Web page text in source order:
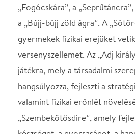
„Szembekötősdire”, amely fejleszti
készséget, a gyorsaságot, a
és a dallamvilággal való ismerkedést
koreográfusi koncepció alapja, hogy
erőteljesen a táncosok egyéni
mindannyiunkból intenzív érzelmeket
emlékekre épül, amelyek a
hitelesen képviselik a